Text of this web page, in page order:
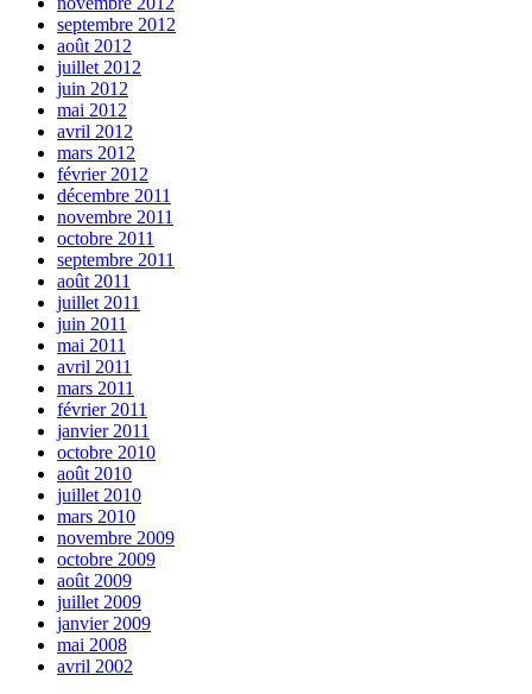
septembre 2012
août 2012
juillet 2012
juin 2012
mai 2012
avril 2012
mars 2012
février 2012
décembre 2011
novembre 2011
octobre 2011
septembre 2011
août 2011
juillet 2011
juin 2011
mai 2011
avril 2011
mars 2011
février 2011
janvier 2011
octobre 2010
août 2010
juillet 2010
mars 2010
novembre 2009
octobre 2009
août 2009
juillet 2009
janvier 2009
mai 2008
avril 2002